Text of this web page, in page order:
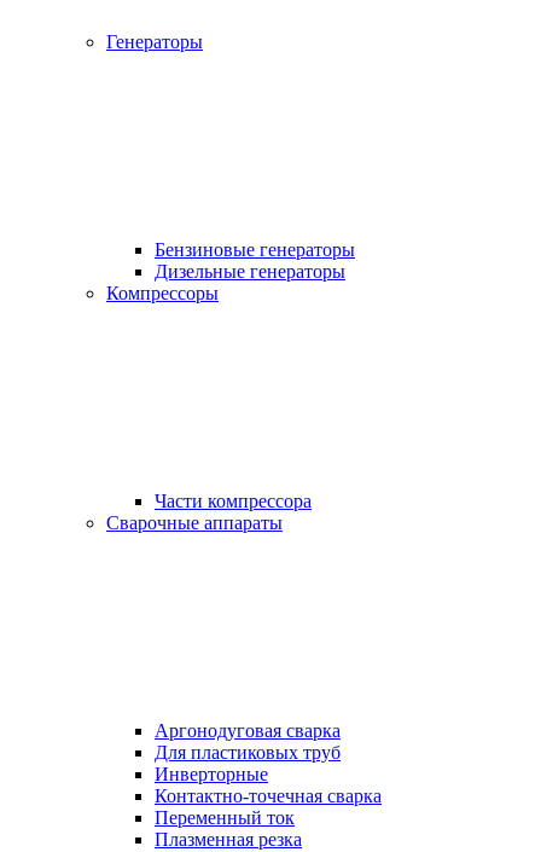
Генераторы
Бензиновые генераторы
Дизельные генераторы
Компрессоры
Части компрессора
Сварочные аппараты
Аргонодуговая сварка
Для пластиковых труб
Инверторные
Контактно-точечная сварка
Переменный ток
Плазменная резка